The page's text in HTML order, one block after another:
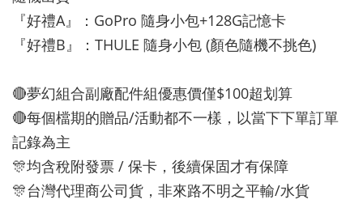
『好禮A』：GoPro 隨身小包+128G記憶卡
『好禮B』：THULE 隨身小包 (顏色隨機不挑色)
🔴夢幻組合副廠配件組優惠價僅$100超划算
🔴每個檔期的贈品/活動都不一樣，以當下下單訂單
記錄為主
🎊均含稅附發票 / 保卡，後續保固才有保障
🎊台灣代理商公司貨，非來路不明之平輸/水貨